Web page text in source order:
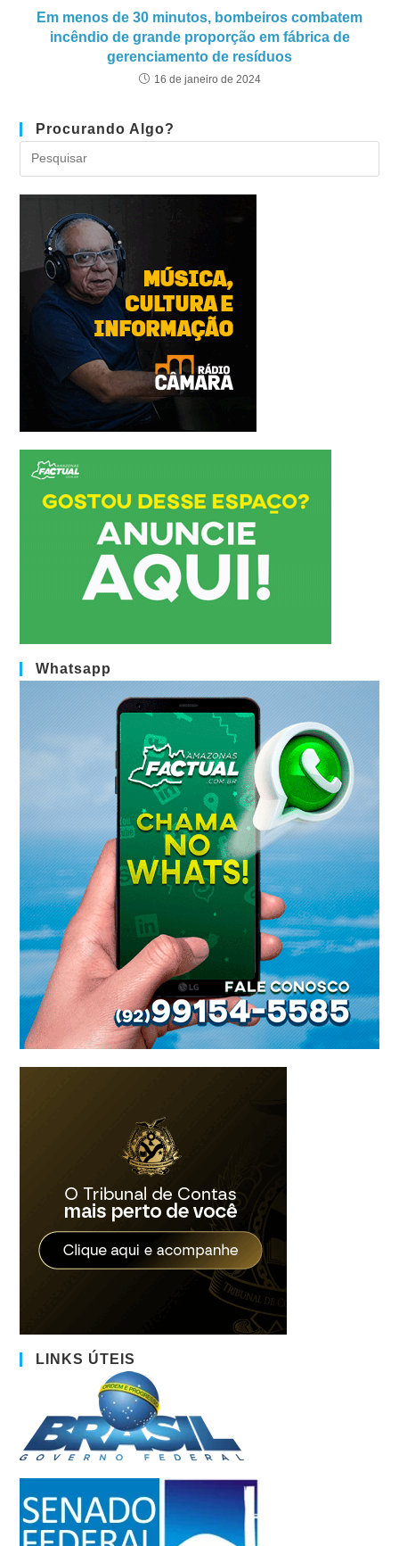
Em menos de 30 minutos, bombeiros combatem
incêndio de grande proporção em fábrica de
gerenciamento de resíduos
16 de janeiro de 2024
Procurando Algo?
Whatsapp
LINKS ÚTEIS